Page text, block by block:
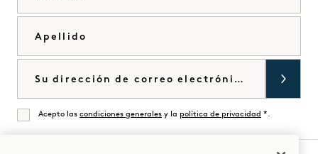
De acuerdo
Acepto las condiciones generales y la política de privacidad *.